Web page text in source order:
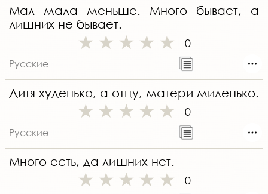
Мал мала меньше. Много бывает, а
лишних не бывает.
0
Русские
Дитя худенько, а отцу, матери миленько.
0
Русские
Много есть, да лишних нет.
0